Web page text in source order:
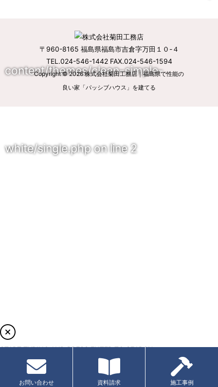
content/themes/clean-simple-
white/single.phpon line2
〒960-8165 福島県福島市吉倉字万田１０-４
TEL.024-546-1442 FAX.024-546-1594
Copyright © 2026株式会社菊田工務店｜福島県で性能の
良い家「パッシブハウス」を建てる
お問い合わせ 資料請求 施工事例
START TYPING AND PRESS ENTER TO SEARCH